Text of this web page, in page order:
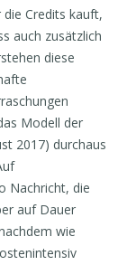
Credits kauft,
auch zusätzlich
diese
Modell der
2017) durchaus
Nachricht, die
auf Dauer
wie